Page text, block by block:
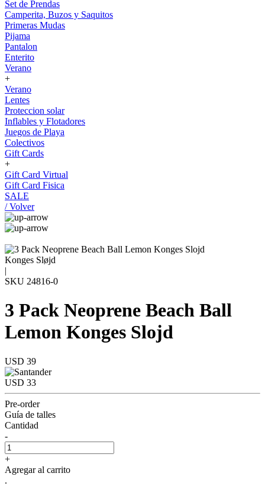
Set de Prendas
Camperita, Buzos y Saquitos
Primeras Mudas
Pijama
Pantalon
Enterito
Verano
+
Verano
Lentes
Proteccion solar
Inflables y Flotadores
Juegos de Playa
Colectivos
Gift Cards
+
Gift Card Virtual
Gift Card Fisica
SALE
/ Volver
Konges Sløjd
|
SKU 24816-0
3 Pack Neoprene Beach Ball
Lemon Konges Slojd
USD 39
USD 33
Pre-order
Guía de talles
Cantidad
-
+
Agregar al carrito
.